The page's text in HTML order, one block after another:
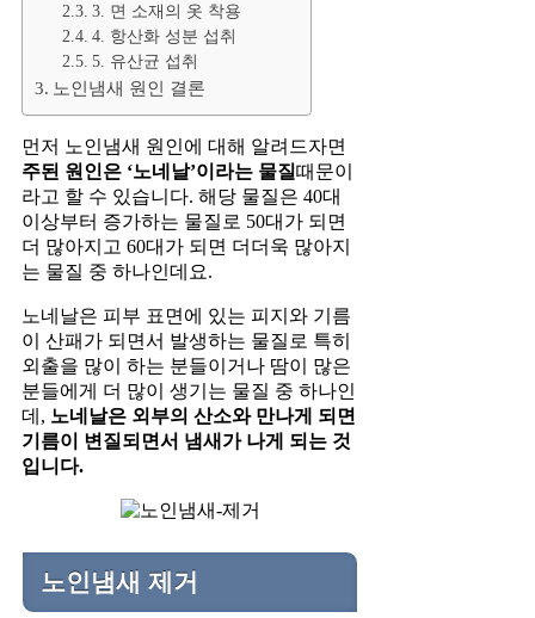
3. 면 소재의 옷 착용
4. 항산화 성분 섭취
5. 유산균 섭취
노인냄새 원인 결론
먼저 노인냄새 원인에 대해 알려드자면
주된 원인은 ‘노네날’이라는 물질때문이
라고 할 수 있습니다. 해당 물질은 40대
이상부터 증가하는 물질로 50대가 되면
더 많아지고 60대가 되면 더더욱 많아지
는 물질 중 하나인데요.
노네날은 피부 표면에 있는 피지와 기름
이 산패가 되면서 발생하는 물질로 특히
외출을 많이 하는 분들이거나 땀이 많은
분들에게 더 많이 생기는 물질 중 하나인
데, 노네날은 외부의 산소와 만나게 되면
기름이 변질되면서 냄새가 나게 되는 것
입니다.
노인냄새 제거